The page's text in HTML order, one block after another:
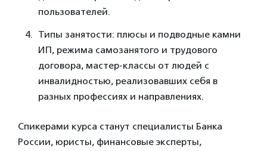
пользователей.
Типы занятости: плюсы и подводные камни
ИП, режима самозанятого и трудового
договора, мастер-классы от людей с
инвалидностью, реализовавших себя в
разных профессиях и направлениях.
Спикерами курса станут специалисты Банка
России, юристы, финансовые эксперты,